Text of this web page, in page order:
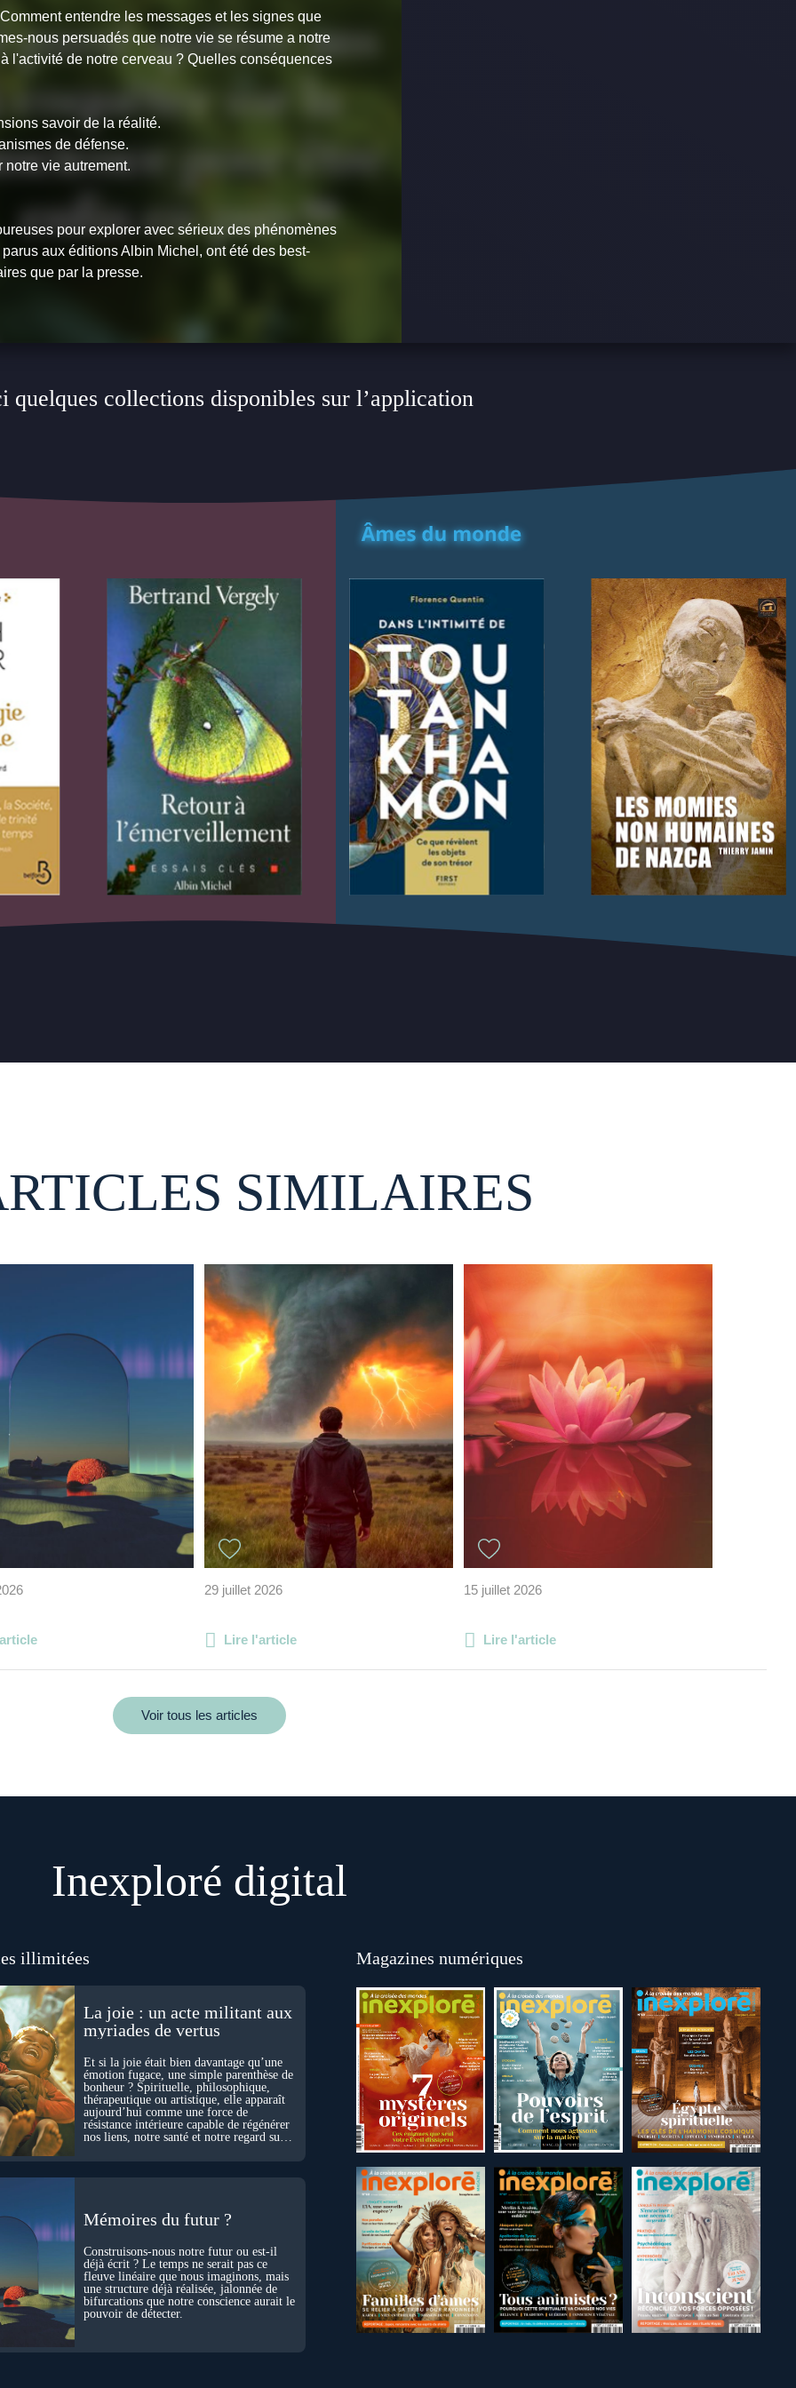
entendre les messages et les signes que
nous persuadés que notre vie se résume a notre
l'activité de notre cerveau ? Quelles conséquences
savoir de la réalité.
de défense.
vie autrement.
pour explorer avec sérieux des phénomènes
aux éditions Albin Michel, ont été des best-
que par la presse.
quelques collections disponibles sur l’application
SIMILAIRES
29 juillet 2026
Lire l'article
15 juillet 2026
Lire l'article
Voir tous les articles
Inexploré digital
illimitées
La joie : un acte militant aux
myriades de vertus
Et si la joie était bien davantage qu’une
émotion fugace, une simple parenthèse de
bonheur ? Spirituelle, philosophique,
thérapeutique ou artistique, elle apparaît
aujourd’hui comme une force de
résistance intérieure capable de régénérer
nos liens, notre santé et notre regard sur
Mémoires du futur ?
Construisons-nous notre futur ou est-il
déjà écrit ? Le temps ne serait pas ce
fleuve linéaire que nous imaginons, mais
une structure déjà réalisée, jalonnée de
bifurcations que notre conscience aurait le
pouvoir de détecter.
Magazines numériques